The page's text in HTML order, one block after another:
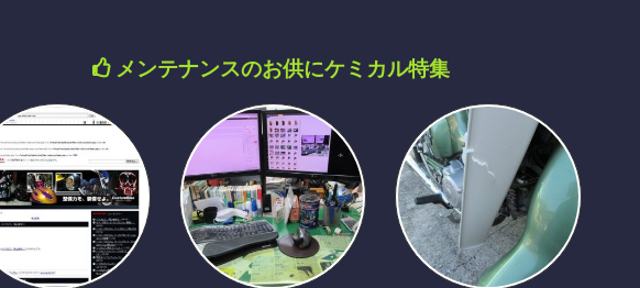
メンテナンスのお供にケミカル特集